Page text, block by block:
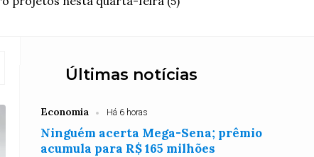
Últimas notícias
Economia Há 6 horas
Ninguém acerta Mega-Sena; prêmio
acumula para R$ 165 milhões